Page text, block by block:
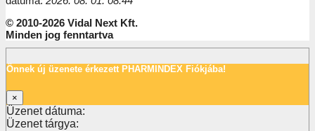
© 2010-2026 Vidal Next Kft.
Minden jog fenntartva
Önnek új üzenete érkezett PHARMINDEX Fiókjába!
×
Üzenet dátuma:
Üzenet tárgya: